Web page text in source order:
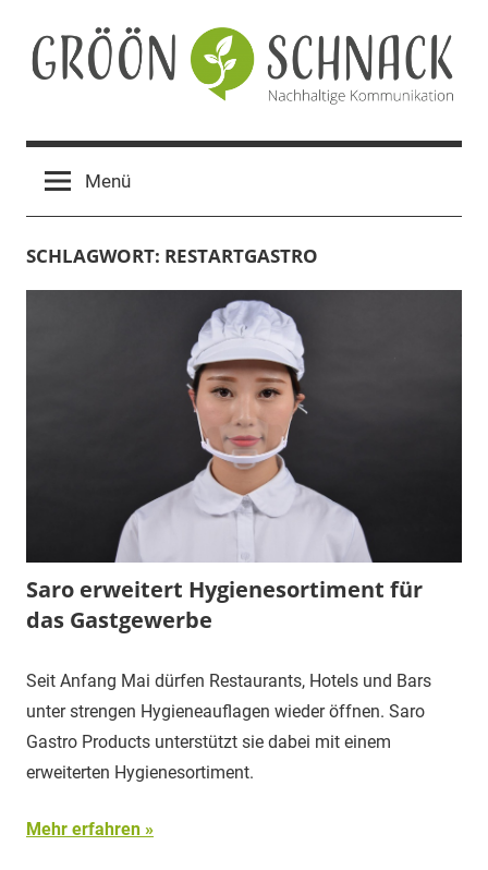
Inhalt
springen
Gröön
Schnack
Menü
SCHLAGWORT: RESTARTGASTRO
Saro erweitert Hygienesortiment für
das Gastgewerbe
Seit Anfang Mai dürfen Restaurants, Hotels und Bars
unter strengen Hygieneauflagen wieder öffnen. Saro
Gastro Products unterstützt sie dabei mit einem
erweiterten Hygienesortiment.
Mehr erfahren